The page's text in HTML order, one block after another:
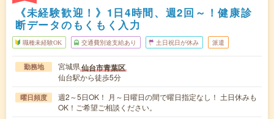
《未経験歓迎！》1日4時間、週2回～！健康診
断データのもくもく入力
職種未経験OK 交通費別途支給あり 土日祝日が休み 派遣
勤務地 宮城県仙台市青葉区
仙台駅から徒歩5分
曜日頻度
週2～5日OK！ 月～日曜日の間で曜日指定なし！ 土日休みも
OK！ご希望ご相談ください。